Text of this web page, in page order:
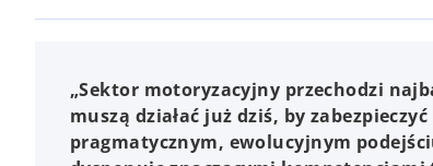
„Sektor motoryzacyjny przechodzi
muszą działać już dziś, by
pragmatycznym, ewolucyjnym